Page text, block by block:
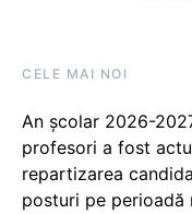
CELE MAI NOI
An școlar 2026-
profesori a fost
repartizarea
posturi pe perioadă